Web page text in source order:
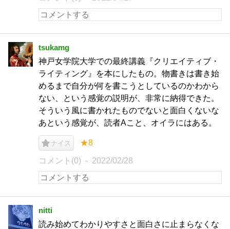
tsukamg
神戸女学院大学での最終講義『クリエイティブ・
ライティング』を本にしたもの。物書きは書き始
めるまで自分が何を書こうとしているのかわから
ない、という感覚の説明が、非常に納得できた。
そういう風に書かれたものでないと面白くないな
あという感覚が、読者Aこと、オイラにはある。
ナイス ★8
コメント(0) 2022/02/28
nitti
読み始めてわかりやすさと面白さに止まらなくな